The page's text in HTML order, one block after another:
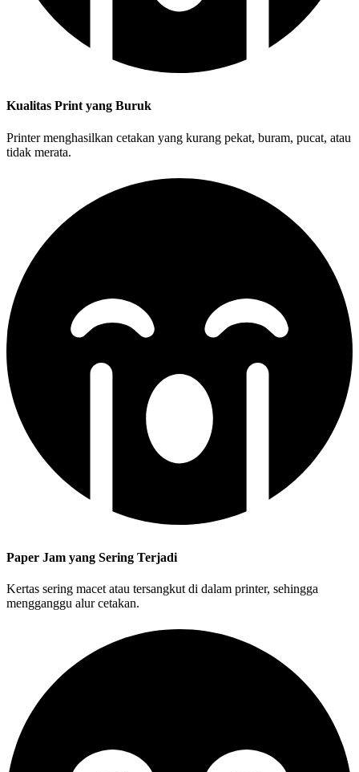
Kualitas Print yang Buruk
Printer menghasilkan cetakan yang kurang pekat, buram, pucat, atau
tidak merata.
Paper Jam yang Sering Terjadi
Kertas sering macet atau tersangkut di dalam printer, sehingga
mengganggu alur cetakan.